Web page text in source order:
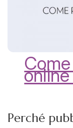
Perché